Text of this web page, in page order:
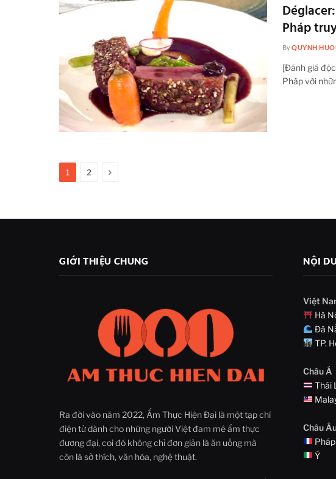
Pháp
ByQUYNH
[Đánh giá
Pháp với
1 2 Next
GIỚI THIỆU CHUNG
Ra đời vào năm 2022, Ẩm Thực Hiện Đại là một tạp chí
điện tử dành cho những người Việt đam mê ẩm thực
đương đại, coi đó không chỉ đơn giản là ăn uống mà
còn là sở thích, văn hóa, nghệ thuật.
NỘI
Việt
Hà
Đà
TP.
Châu Á
Thái
Châu
Pháp
Ý